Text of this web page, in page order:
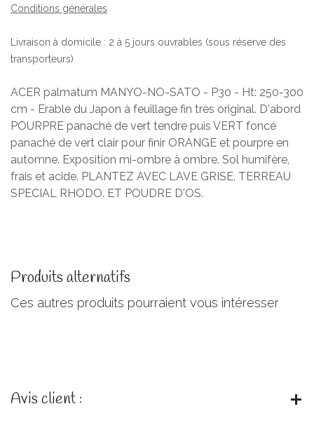
Conditions générales
Livraison à domicile : 2 à 5 jours ouvrables (sous réserve des
transporteurs)
ACER palmatum MANYO-NO-SATO - P30 - Ht: 250-300
cm - Erable du Japon à feuillage fin très original. D'abord
POURPRE panaché de vert tendre puis VERT foncé
panaché de vert clair pour finir ORANGE et pourpre en
automne. Exposition mi-ombre à ombre. Sol humifère,
frais et acide. PLANTEZ AVEC LAVE GRISE, TERREAU
SPECIAL RHODO. ET POUDRE D'OS.
Produits alternatifs
Ces autres produits pourraient vous intéresser
Avis client :